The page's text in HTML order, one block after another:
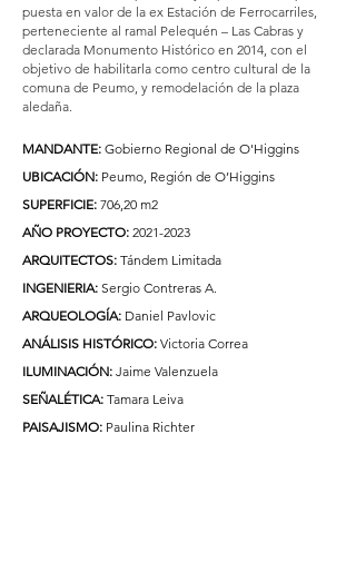
puesta en valor de la ex Estación de Ferrocarriles,
perteneciente al ramal Pelequén – Las Cabras y
declarada Monumento Histórico en 2014, con el
objetivo de habilitarla como centro cultural de la
comuna de Peumo, y remodelación de la plaza
aledaña.
MANDANTE: Gobierno Regional de O'Higgins
UBICACIÓN: Peumo, Región de O’Higgins
SUPERFICIE: 706,20 m2
AÑO PROYECTO: 2021-2023
ARQUITECTOS: Tándem Limitada
INGENIERIA: Sergio Contreras A.
ARQUEOLOGÍA: Daniel Pavlovic
ANÁLISIS HISTÓRICO: Victoria Correa
ILUMINACIÓN: Jaime Valenzuela
SEÑALÉTICA: Tamara Leiva
PAISAJISMO: Paulina Richter